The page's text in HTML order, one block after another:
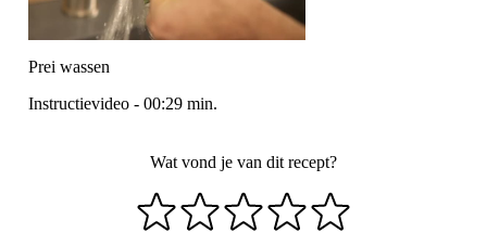
Prei wassen
Instructievideo - 00:29 min.
Wat vond je van dit recept?